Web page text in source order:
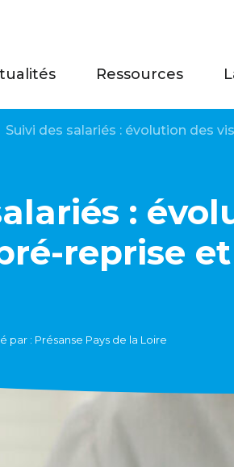
Ressources
:
reprise
par : Présanse Pays de la Loire
Suivi des salariés : évolution des